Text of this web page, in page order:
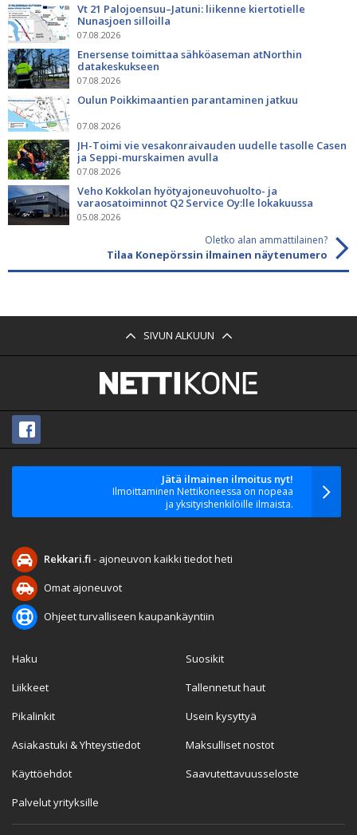
Vt 21 Palojoensuu–Jatuni: liikenne kiertotielle
Nunasjoen silloilla
07.08.2026
Enersense toimittaa sähköaseman atNorthin
datakeskukseen
07.08.2026
Oulun Poikkimaantien parantaminen jatkuu
07.08.2026
JH-Toimi vie vesakonraivauden uudelle tasolle Casen
ja Seppi-murskaimen avulla
07.08.2026
Veho Kokkolan hyötyajoneuvohuolto- ja
varaosatoiminnot Q2 Service Oy:lle lokakuussa
05.08.2026
Oletko alan ammattilainen?
Tilaa Konepörssin ilmainen näytenumero
SIVUN ALKUUN
Jätä ilmainen ilmoitus nyt!
Ilmoittaminen Nettikoneessa on nopeaa
ja yksityishenkilöille ilmaista.
Rekkari.fi- ajoneuvon kaikki tiedot heti
Omat ajoneuvot
Ohjeet turvalliseen kaupankäyntiin
Haku
Liikkeet
Pikalinkit
Asiakastuki & Yhteystiedot
Käyttöehdot
Palvelut yrityksille
Suosikit
Tallennetut haut
Usein kysyttyä
Maksulliset nostot
Saavutettavuusseloste